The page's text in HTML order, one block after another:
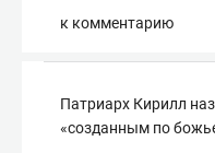
к комментарию
Патриарх Кирилл
«созданным по